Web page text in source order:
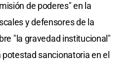
de poderes" en la
y defensores de la
"la gravedad institucional"
sancionatoria en el